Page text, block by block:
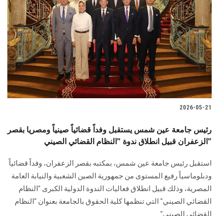
2026-05-21
رئيس جامعة عين شمس يستقبل وفداً قضائياً صينياً ومصريا بقصر
الزعفران قبيل انطلاق ندوة "النظام القضائي الصيني"
استقبل رئيس جامعة عين شمس، بمكتبه بقصر الزعفران، وفداً قضائياً
ودبلوماسياً رفيع المستوى من جمهورية الصين الشعبية والنيابة العامة
المصرية، وذلك قبيل انطلاق فعاليات الندوة الدولية الكبرى "النظام
القضائي الصيني" التي تنظمها كلية الحقوق بالجامعة بعنوان "النظام
القضائي الصيني".